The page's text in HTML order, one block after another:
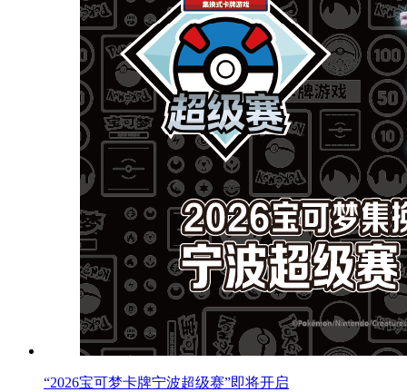
“2026宝可梦卡牌宁波超级赛”即将开启